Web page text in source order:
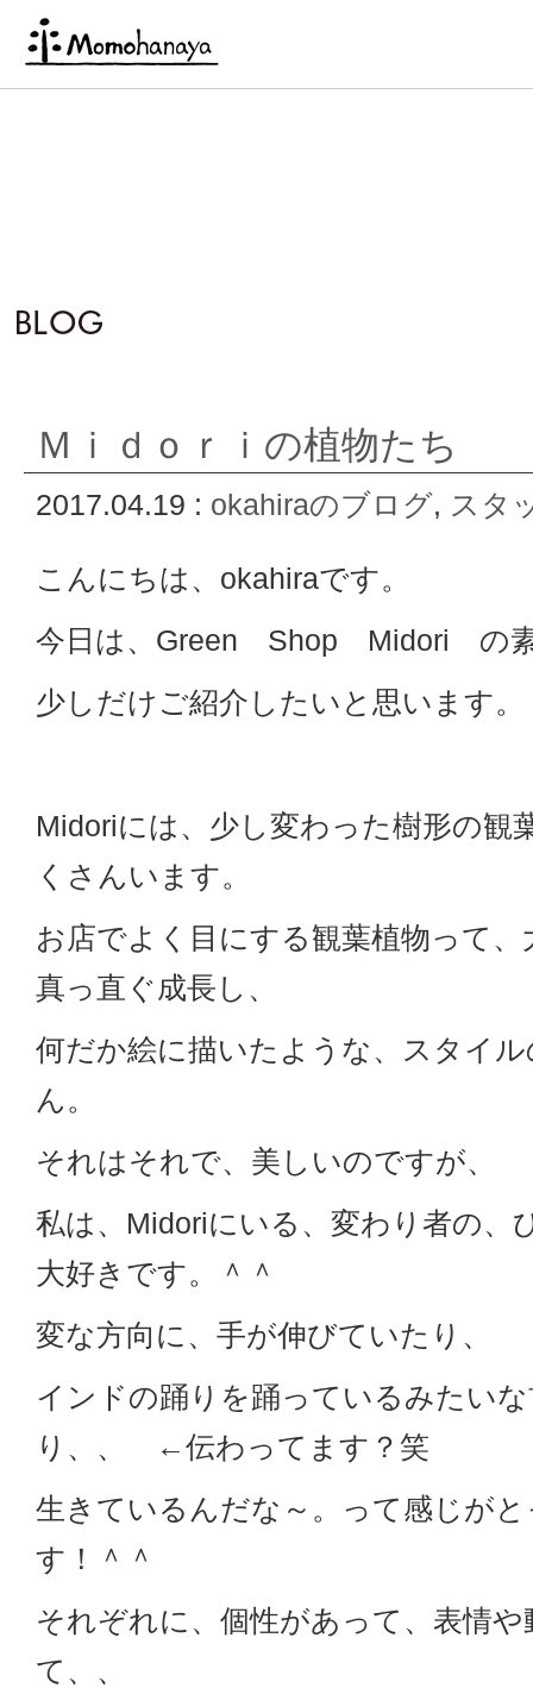
Ｍｉｄｏｒｉの植物たち
2017.04.19 : okahiraのブログ, スタ
こんにちは、okahiraです。
今日は、Green Shop Midori の素
少しだけご紹介したいと思います。
Midoriには、少し変わった樹形の観
くさんいます。
お店でよく目にする観葉植物って
真っ直ぐ成長し、
何だか絵に描いたような、スタイ
ん。
それはそれで、美しいのですが、
私は、Midoriにいる、変わり者の、
大好きです。＾＾
変な方向に、手が伸びていたり、
インドの踊りを踊っているみたい
り、、 ←伝わってます？笑
生きているんだな～。って感じが
す！＾＾
それぞれに、個性があって、表情
て、、